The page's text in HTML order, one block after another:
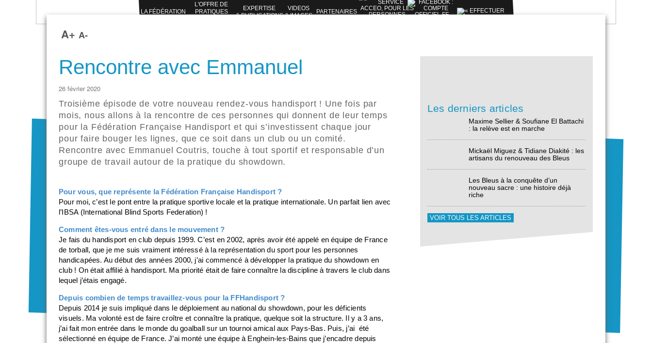
LA FÉDÉRATION
L'OFFRE DE
PRATIQUES
EXPERTISE
& PUBLICATIONS
VIDEOS
& IMAGES
PARTENAIRES
A+ A-
Rencontre avec Emmanuel
26 février 2020
Troisième épisode de votre nouveau rendez-vous handisport ! Une fois par
mois, nous allons à la rencontre de ces personnes qui donnent de leur temps
pour la Fédération Française Handisport et qui s’investissent chaque jour
pour faire bouger les lignes, que ce soit dans un club ou un comité.
Rencontre avec Emmanuel Coutris, touche à tout sportif et responsable d’un
groupe de travail autour de la pratique du showdown.
Pour vous, que représente la Fédération Française Handisport ?
Pour moi, c’est le pont entre la pratique sportive locale et la pratique internationale. Un parfait lien avec
l’IBSA (International Blind Sports Federation) !
Comment êtes-vous entré dans le mouvement ?
Je fais du handisport en club depuis 1999. C’est en 2002, après avoir été appelé en équipe de France
de torball, que je me suis vraiment intéressé à la représentation du sport pour les personnes
handicapées. Au début des années 2000, j’ai commencé à développer la pratique du showdown en
club ! On était affilié à handisport. Ma priorité était de faire connaître la discipline à travers le club dans
lequel j’étais engagé.
Depuis combien de temps travaillez-vous pour la FFHandisport ?
Depuis 2014 je suis impliqué dans le déploiement au national du showdown, pour les déficients
visuels. Ma volonté est de faire croître et connaître la pratique, quelque soit la structure. Il y a 3 ans,
j’ai fait mon entrée dans le monde du goalball sur un tournoi amical aux Pays-Bas. Puis, j’ai été
sélectionné en équipe de France. J’ai monté une équipe à Enghein-les-Bains que j’encadre depuis
Les derniers articles
Maxime Sellier & Soufiane El Battachi
: la relève est en marche
Mickaël Miguez & Tidiane Diakité : les
artisans du renouveau des Bleus
Les Bleus à la conquête d’un
nouveau sacre : une histoire déjà
riche
VOIR TOUS LES ARTICLES